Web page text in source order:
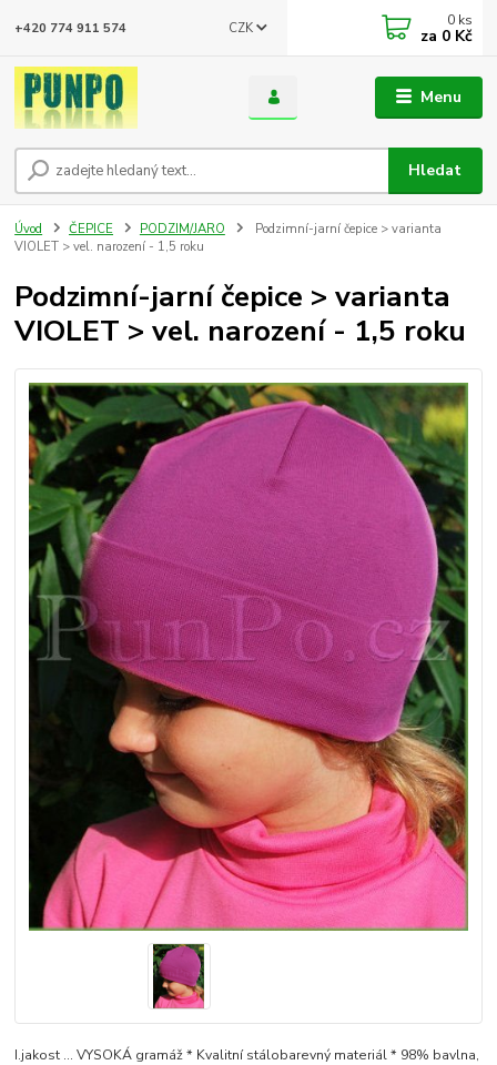
Menu
CZK
Hledat
+420 774 911 574 0 ks
za 0 Kč
Úvod ČEPICE PODZIM/JARO
Podzimní-jarní čepice > varianta
VIOLET > vel. narození - 1,5 roku
Podzimní-jarní čepice > varianta
VIOLET > vel. narození - 1,5 roku
I.jakost ... VYSOKÁ gramáž * Kvalitní stálobarevný materiál * 98% bavlna,